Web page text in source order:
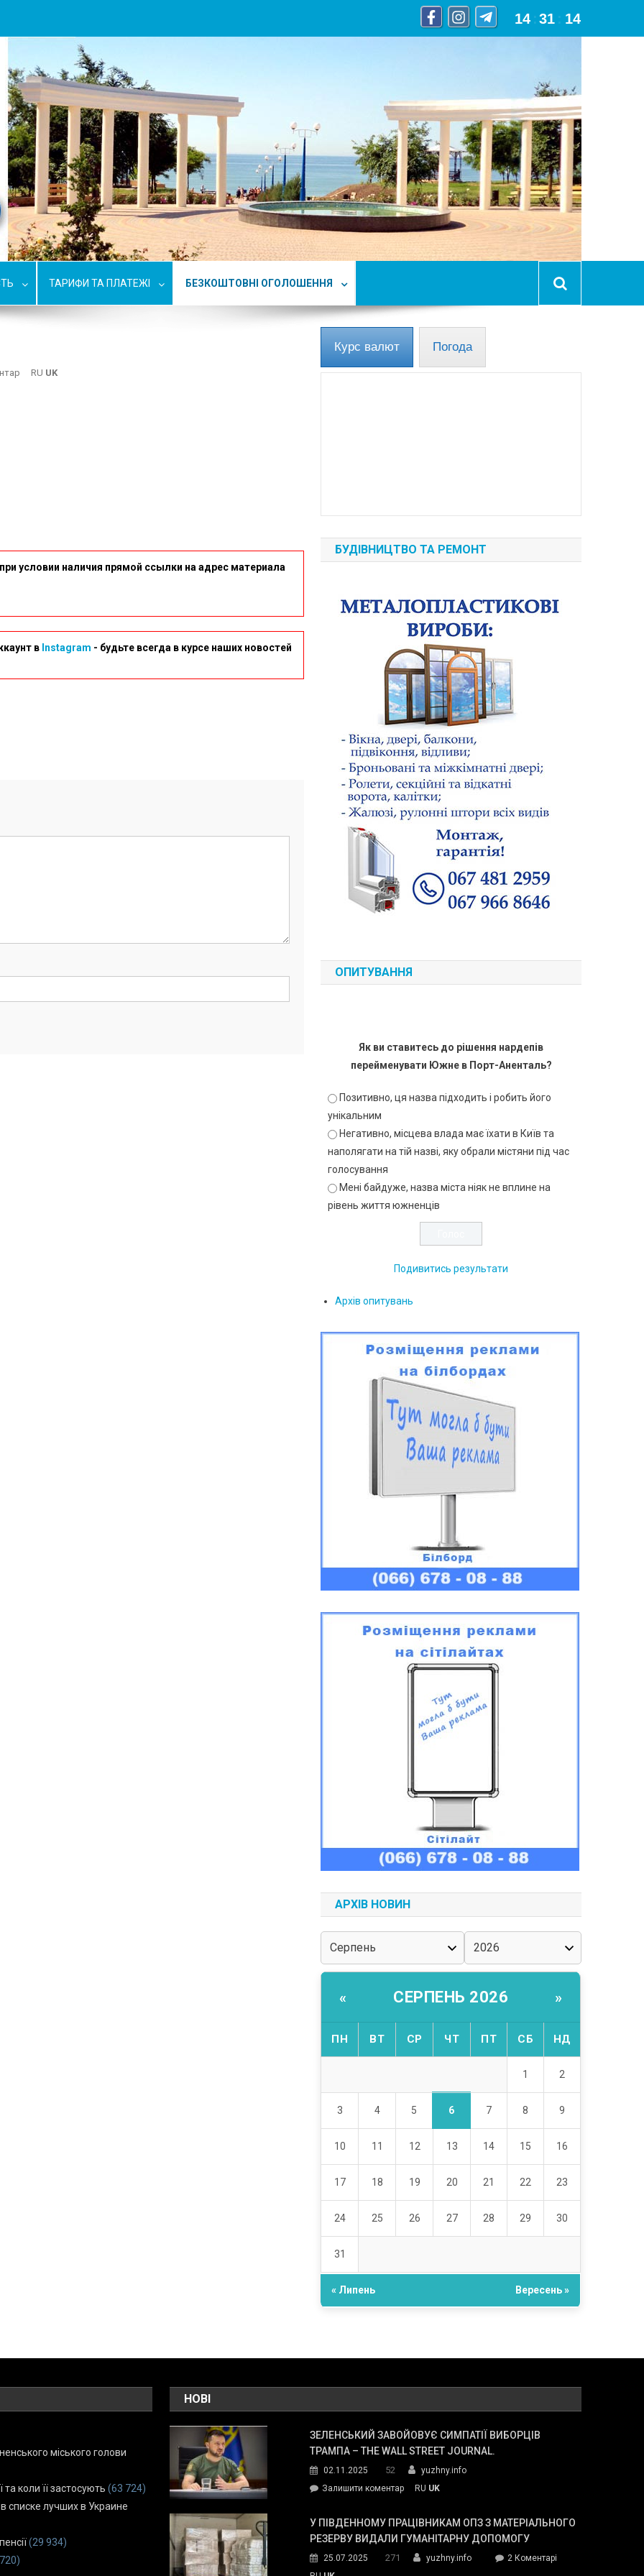
14 : 31 : 15
ТАРИФИ ТА ПЛАТЕЖІ БЕЗКОШТОВНІ ОГОЛОШЕННЯ
RU UK
условии наличия прямой ссылки на адрес материала
в Instagram - будьте всегда в курсе наших новостей
Курс валют Погода
БУДІВНИЦТВО ТА РЕМОНТ
ОПИТУВАННЯ
Як ви ставитесь до рішення нардепів
перейменувати Южне в Порт-Аненталь?
Позитивно, ця назва підходить і робить його
унікальним
Негативно, місцева влада має їхати в Київ та
наполягати на тій назві, яку обрали містяни під час
голосування
Мені байдуже, назва міста ніяк не вплине на
рівень життя южненців
Подивитись результати
Архів опитувань
АРХІВ НОВИН
« СЕРПЕНЬ 2026 »
ПН ВТ СР ЧТ ПТ СБ НД
1 2
3 4 5 6 7 8 9
10 11 12 13 14 15 16
17 18 19 20 21 22 23
24 25 26 27 28 29 30
31
« Липень Вересень »
міського голови
коли її застосують (63 724)
списке лучших в Украине
(29 934)
НОВІ
ЗЕЛЕНСЬКИЙ ЗАВОЙОВУЄ СИМПАТІЇ ВИБОРЦІВ
ТРАМПА – THE WALL STREET JOURNAL.
02.11.2025 52
yuzhny.info
Залишити коментарon
завойовує
симпатії
Трампа
RU UK
У ПІВДЕННОМУ ПРАЦІВНИКАМ ОПЗ З МАТЕРІАЛЬНОГО
РЕЗЕРВУ ВИДАЛИ ГУМАНІТАРНУ ДОПОМОГУ
25.07.2025 271 yuzhny.info 2 Коментарідо